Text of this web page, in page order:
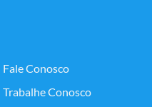
Fale Conosco
Trabalhe Conosco